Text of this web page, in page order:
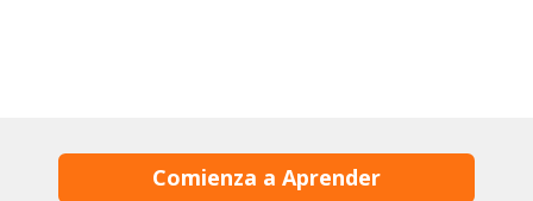
Comienza a Aprender